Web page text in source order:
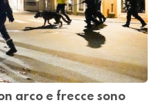
arco e frecce sono